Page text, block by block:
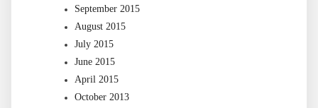
September 2015
August 2015
July 2015
June 2015
April 2015
October 2013